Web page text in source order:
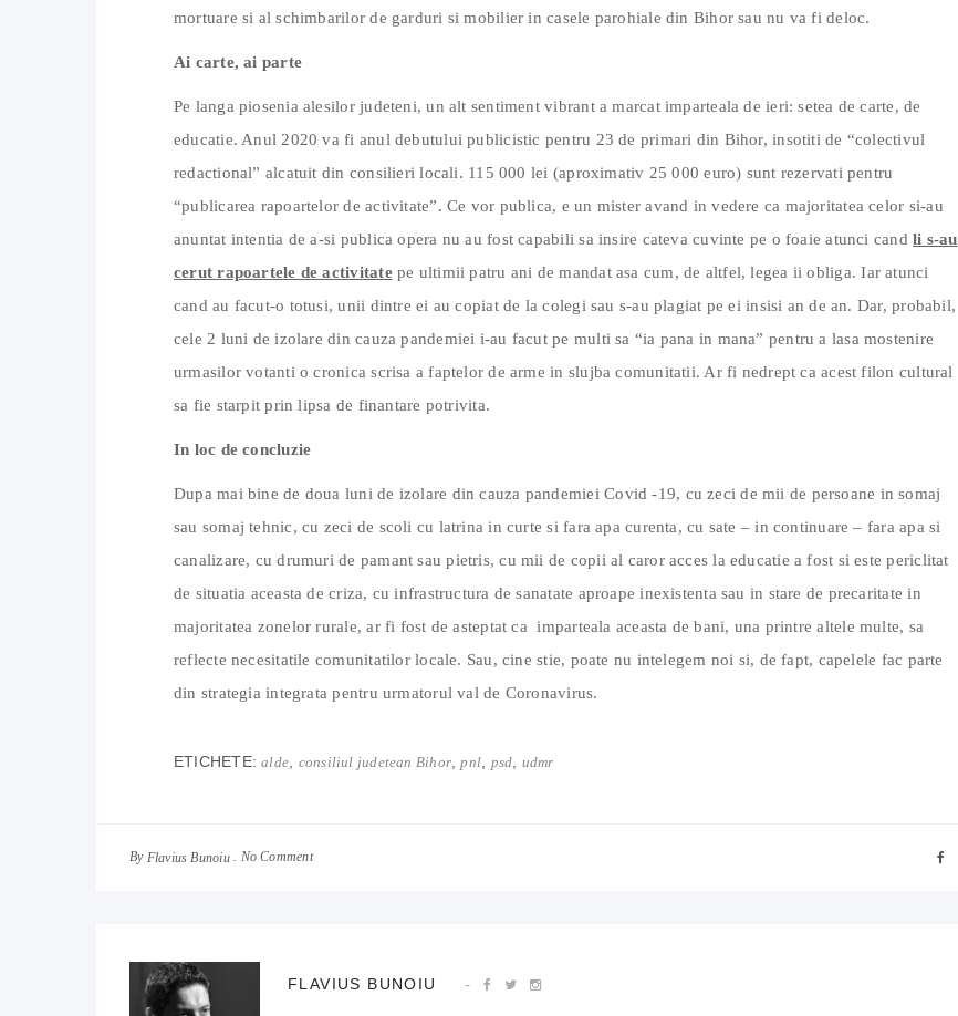
mortuare si al schimbarilor de garduri si mobilier in casele parohiale din Bihor sau nu va fi deloc.
Ai carte, ai parte
Pe langa piosenia alesilor judeteni, un alt sentiment vibrant a marcat imparteala de ieri: setea de carte, de
educatie. Anul 2020 va fi anul debutului publicistic pentru 23 de primari din Bihor, insotiti de “colectivul
redactional” alcatuit din consilieri locali. 115 000 lei (aproximativ 25 000 euro) sunt rezervati pentru
“publicarea rapoartelor de activitate”. Ce vor publica, e un mister avand in vedere ca majoritatea celor si-au
anuntat intentia de a-si publica opera nu au fost capabili sa insire cateva cuvinte pe o foaie atunci candli s-au
cerut rapoartele de activitatepe ultimii patru ani de mandat asa cum, de altfel, legea ii obliga. Iar atunci
cand au facut-o totusi, unii dintre ei au copiat de la colegi sau s-au plagiat pe ei insisi an de an. Dar, probabil,
cele 2 luni de izolare din cauza pandemiei i-au facut pe multi sa “ia pana in mana” pentru a lasa mostenire
urmasilor votanti o cronica scrisa a faptelor de arme in slujba comunitatii. Ar fi nedrept ca acest filon cultural
sa fie starpit prin lipsa de finantare potrivita.
In loc de concluzie
Dupa mai bine de doua luni de izolare din cauza pandemiei Covid -19, cu zeci de mii de persoane in somaj
sau somaj tehnic, cu zeci de scoli cu latrina in curte si fara apa curenta, cu sate – in continuare – fara apa si
canalizare, cu drumuri de pamant sau pietris, cu mii de copii al caror acces la educatie a fost si este periclitat
de situatia aceasta de criza, cu infrastructura de sanatate aproape inexistenta sau in stare de precaritate in
majoritatea zonelor rurale, ar fi fost de asteptat ca imparteala aceasta de bani, una printre altele multe, sa
reflecte necesitatile comunitatilor locale. Sau, cine stie, poate nu intelegem noi si, de fapt, capelele fac parte
din strategia integrata pentru urmatorul val de Coronavirus.
ETICHETE:alde consiliul judetean Bihor ,pnl psd udmr
By Flavius Bunoiu No Comment
FLAVIUS BUNOIU